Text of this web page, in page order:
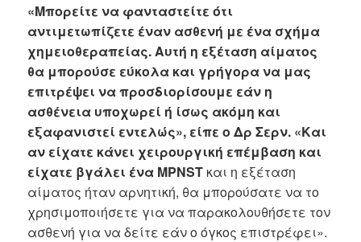
«Μπορείτε να φανταστείτε ότι
αντιμετωπίζετε έναν ασθενή με ένα σχήμα
χημειοθεραπείας. Αυτή η εξέταση αίματος
θα μπορούσε εύκολα και γρήγορα να μας
επιτρέψει να προσδιορίσουμε εάν η
ασθένεια υποχωρεί ή ίσως ακόμη και
εξαφανιστεί εντελώς», είπε ο Δρ Σερν. «Και
αν είχατε κάνει χειρουργική επέμβαση και
είχατε βγάλει ένα MPNST και η εξέταση
αίματος ήταν αρνητική, θα μπορούσατε να το
χρησιμοποιήσετε για να παρακολουθήσετε τον
ασθενή για να δείτε εάν ο όγκος επιστρέφει».